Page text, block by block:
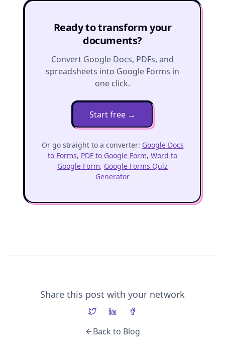
Ready to transform your
documents?
Convert Google Docs, PDFs, and
spreadsheets into Google Forms in
one click.
Start free →
Or go straight to a converter: Google Docs
to Forms, PDF to Google Form, Word to
Google Form, Google Forms Quiz
Generator
Share this post with your network
Back to Blog